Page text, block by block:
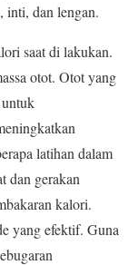
inti, dan lengan.
saat di lakukan.
otot. Otot yang
latihan dalam
dan gerakan
kalori.
yang efektif. Guna